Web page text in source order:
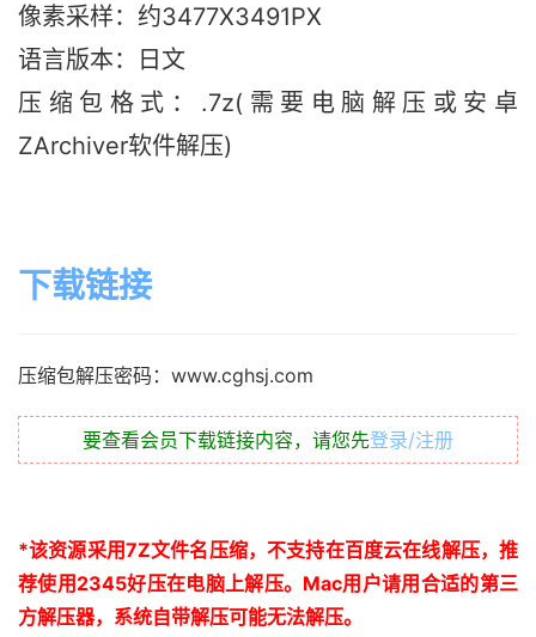
像素采样：约3477X3491PX
语言版本：日文
压缩包格式：.7z(需要电脑解压或安卓
ZArchiver软件解压)
下载链接
压缩包解压密码：www.cghsj.com
要查看会员下载链接内容，请您先登录/注册
*该资源采用7Z文件名压缩，不支持在百度云在线解压，推
荐使用2345好压在电脑上解压。 Mac用户请用合适的第三
方解压器，系统自带解压可能无法解压。